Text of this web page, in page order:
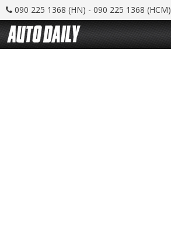
090 225 1368 (HN) - 090 225 1368 (HCM)